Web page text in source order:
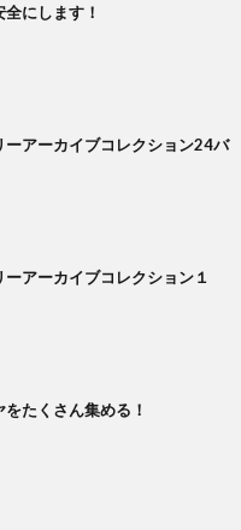
全にします！
ーアーカイブコレクション24バ
ーアーカイブコレクション１
をたくさん集める！